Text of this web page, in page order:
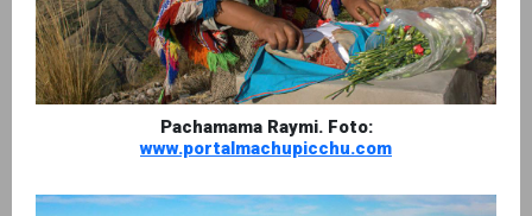
Pachamama Raymi. Foto:
www.portalmachupicchu.com